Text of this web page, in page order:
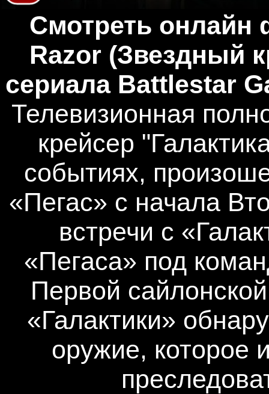
Смотреть онлайн
Razor (Звездный
сериала Battlestar
Телевизионная
крейсер
событиях,
«Пегас» с начала
встречи с
«Пегаса» под
Первой
«Галактики»
оружие, которое